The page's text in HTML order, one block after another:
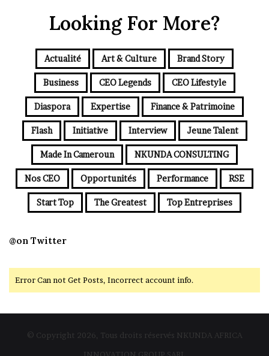
Looking For More?
Actualité Art & Culture Brand Story
Business CEO Legends CEO Lifestyle
Diaspora Expertise Finance & Patrimoine
Flash Initiative Interview Jeune Talent
Made In Cameroun NKUNDA CONSULTING
Nos CEO Opportunités Performance RSE
Start Top The Greatest Top Entreprises
@on Twitter
Error Can not Get Posts, Incorrect account info.
© Copyright 2026, Tous droits réservés NKUNDA AFRICA
INNOVATION GROUP SARL